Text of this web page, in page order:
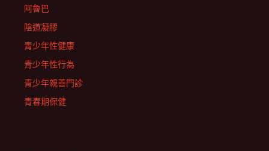
阿魯巴
陰道凝膠
青少年性健康
青少年性行為
青少年親善門診
青春期保健